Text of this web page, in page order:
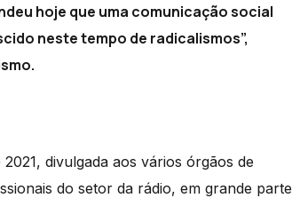
hoje que uma comunicação social
neste tempo de radicalismos”,
divulgada aos vários órgãos de
do setor da rádio, em grande parte